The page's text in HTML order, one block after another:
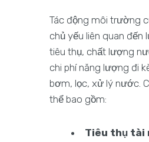
Tác động môi trường
chủ yếu liên quan
tiêu thụ, chất lượng
chi phí năng lượng đi
bơm, lọc, xử lý nước.
thể bao gồm:
Tiêu thụ tài